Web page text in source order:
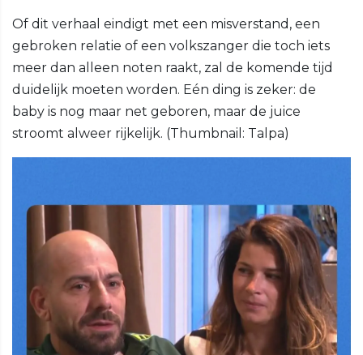
Of dit verhaal eindigt met een misverstand, een
gebroken relatie of een volkszanger die toch iets
meer dan alleen noten raakt, zal de komende tijd
duidelijk moeten worden. Eén ding is zeker: de
baby is nog maar net geboren, maar de juice
stroomt alweer rijkelijk. (Thumbnail: Talpa)